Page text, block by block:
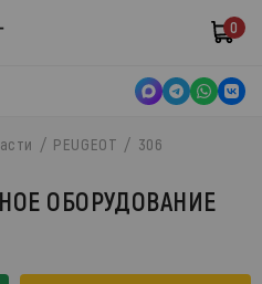
0
PEUGEOT
306
ОБОРУДОВАНИЕ